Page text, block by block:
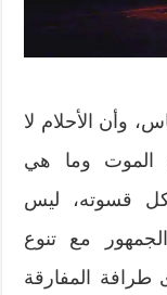
وأن الأحلام لا
الموت وما هي
قسوته، ليس
مع تنوع
طرافة المفارقة